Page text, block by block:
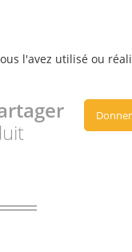
l'avez utilisé ou